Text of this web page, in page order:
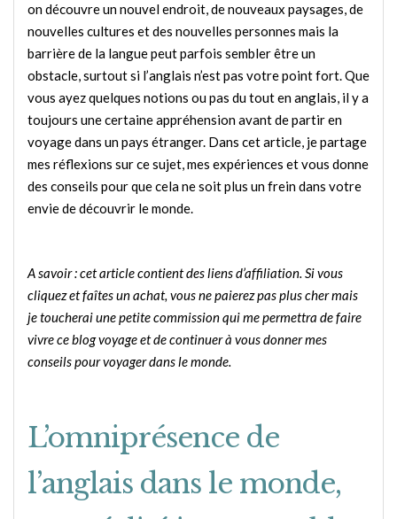
on découvre un nouvel endroit, de nouveaux paysages, de
nouvelles cultures et des nouvelles personnes mais la
barrière de la langue peut parfois sembler être un
obstacle, surtout si l’anglais n’est pas votre point fort. Que
vous ayez quelques notions ou pas du tout en anglais, il y a
toujours une certaine appréhension avant de partir en
voyage dans un pays étranger. Dans cet article, je partage
mes réflexions sur ce sujet, mes expériences et vous donne
des conseils pour que cela ne soit plus un frein dans votre
envie de découvrir le monde.
A savoir : cet article contient des liens d’affiliation. Si vous
cliquez et faîtes un achat, vous ne paierez pas plus cher mais
je toucherai une petite commission qui me permettra de faire
vivre ce blog voyage et de continuer à vous donner mes
conseils pour voyager dans le monde.
L’omniprésence de
l’anglais dans le monde,